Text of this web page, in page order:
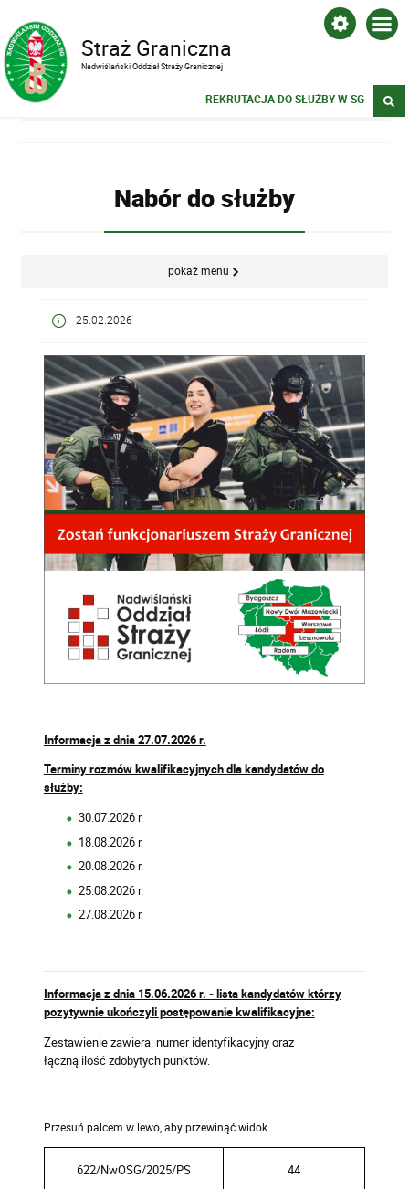
Straż Graniczna
Nadwiślański Oddział Straży Granicznej
REKRUTACJA DO SŁUŻBY W SG
Nabór do służby
pokaż menu
25.02.2026
Informacja z dnia 27.07.2026 r.
Terminy rozmów kwalifikacyjnych dla kandydatów do
służby:
30.07.2026 r.
18.08.2026 r.
20.08.2026 r.
25.08.2026 r.
27.08.2026 r.
Informacja z dnia 15.06.2026 r. - lista kandydatów którzy
pozytywnie ukończyli postępowanie kwalifikacyjne:
Zestawienie zawiera: numer identyfikacyjny oraz
łączną ilość zdobytych punktów.
622/NwOSG/2025/PS 44